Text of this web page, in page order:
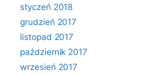
styczeń 2018
grudzień 2017
listopad 2017
październik 2017
wrzesień 2017